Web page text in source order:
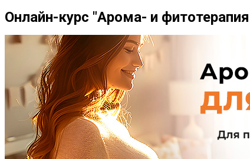
Онлайн-курс "Арома- и